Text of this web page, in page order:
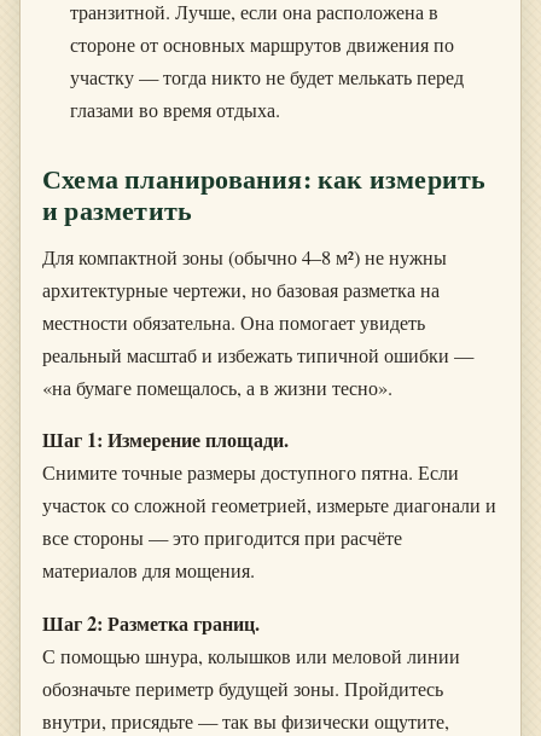
транзитной. Лучше, если она расположена в
стороне от основных маршрутов движения по
участку — тогда никто не будет мелькать перед
глазами во время отдыха.
Схема планирования: как измерить
и разметить
Для компактной зоны (обычно 4–8 м²) не нужны
архитектурные чертежи, но базовая разметка на
местности обязательна. Она помогает увидеть
реальный масштаб и избежать типичной ошибки —
«на бумаге помещалось, а в жизни тесно».
Шаг 1: Измерение площади.
Снимите точные размеры доступного пятна. Если
участок со сложной геометрией, измерьте диагонали и
все стороны — это пригодится при расчёте
материалов для мощения.
Шаг 2: Разметка границ.
С помощью шнура, колышков или меловой линии
обозначьте периметр будущей зоны. Пройдитесь
внутри, присядьте — так вы физически ощутите,